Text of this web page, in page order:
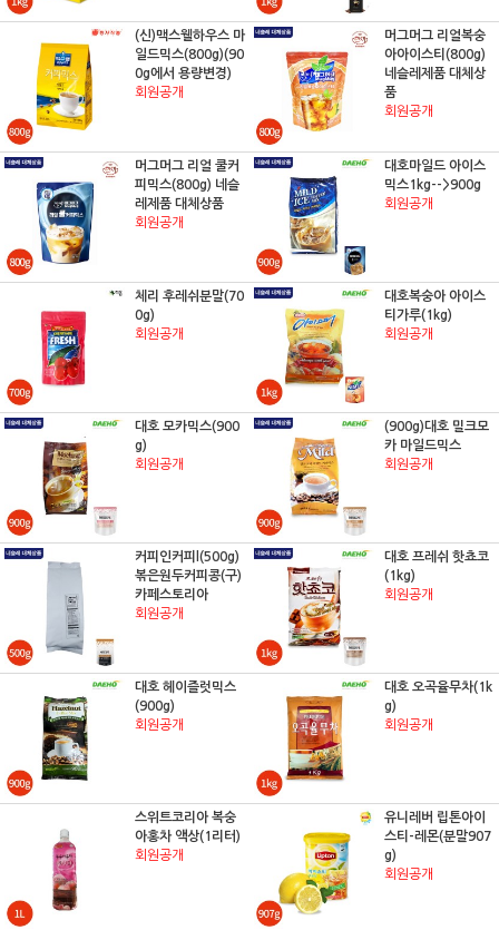
(신)맥스웰하우스 마
일드믹스(800g)(90
0g에서 용량변경)
회원공개
머그머그 리얼복숭
아아이스티(800g)
네슬레제품 대체상
품
회원공개
머그머그 리얼 쿨커
피믹스(800g) 네슬
레제품 대체상품
회원공개
대호마일드 아이스
믹스1kg-->900g
회원공개
체리 후레쉬분말(70
0g)
회원공개
대호복숭아 아이스
티가루(1kg)
회원공개
대호 모카믹스(900
g)
회원공개
(900g)대호 밀크모
카 마일드믹스
회원공개
커피인커피l(500g)
볶은원두커피콩(구)
카페스토리아
회원공개
대호 프레쉬 핫쵸코
(1kg)
회원공개
대호 헤이즐럿믹스
(900g)
회원공개
대호 오곡율무차(1k
g)
회원공개
스위트코리아 복숭
아홍차 액상(1리터)
회원공개
유니레버 립톤아이
스티-레몬(분말907
g)
회원공개